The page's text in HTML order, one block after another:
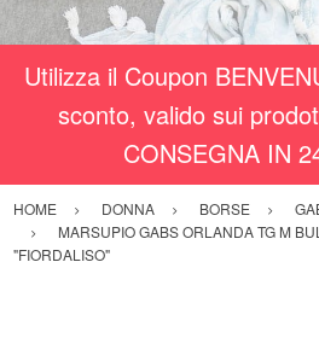
Utilizza il Coupon
sconto, valido sui
CONSEGNA IN
HOME DONNA BORSE
MARSUPIO GABS ORLANDA TG M
"FIORDALISO"